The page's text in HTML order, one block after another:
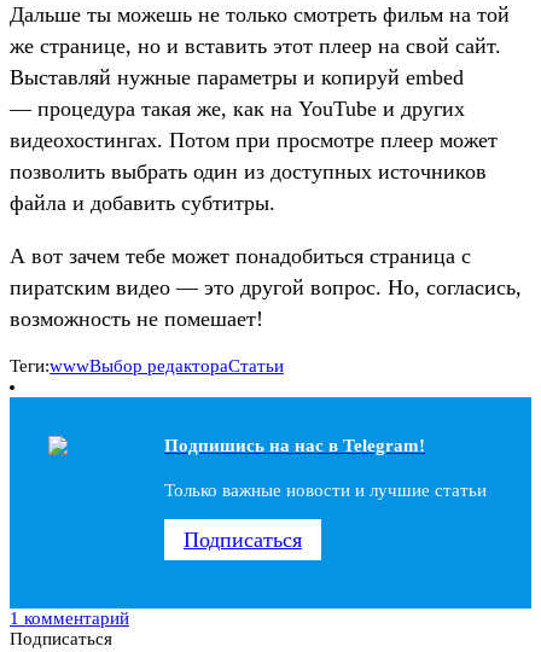
Дальше ты можешь не только смотреть фильм на той
же странице, но и вставить этот плеер на свой сайт.
Выставляй нужные параметры и копируй embed
— процедура такая же, как на YouTube и других
видеохостингах. Потом при просмотре плеер может
позволить выбрать один из доступных источников
файла и добавить субтитры.
А вот зачем тебе может понадобиться страница с
пиратским видео — это другой вопрос. Но, согласись,
возможность не помешает!
Теги:wwwВыбор редактораСтатьи
Подпишись на наc в Telegram!
Только важные новости и лучшие статьи
Подписаться
1 комментарий
Подписаться